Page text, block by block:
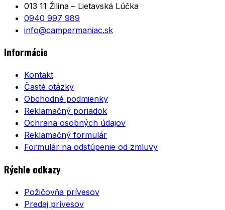
013 11 Žilina – Lietavská Lúčka
0940 997 989
info@campermaniac.sk
Informácie
Kontakt
Časté otázky
Obchodné podmienky
Reklamačný poriadok
Ochrana osobných údajov
Reklamačný formulár
Formulár na odstúpenie od zmluvy
Rýchle odkazy
Požičovňa prívesov
Predaj prívesov